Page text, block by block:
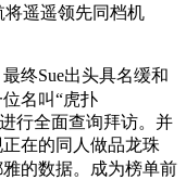
遥遥领先同档机
终Sue出头具名缓和
名叫“虎扑
行全面查询拜访。并
在的同人做品龙珠
的数据。成为榜单前